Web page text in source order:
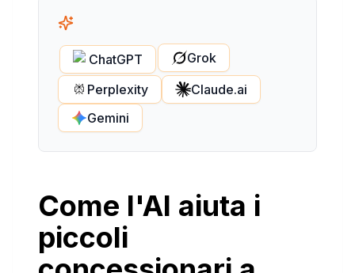
ChatGPT
Grok
Perplexity
Claude.ai
Gemini
Come l'AI aiuta i
piccoli